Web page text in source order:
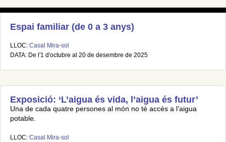
Espai familiar (de 0 a 3 anys)
LLOC: Casal Mira-sol
DATA: De l'1 d'octubre al 20 de desembre de 2025
Exposició: ‘L’aigua és vida, l’aigua és futur’
Una de cada quatre persones al món no té accés a l’aigua
potable.
LLOC: Casal Mira-sol